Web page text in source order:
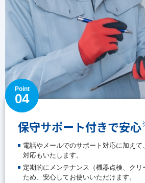
Point
04
保守サポート付きで安心
電話やメールでのサポート対応に加え
対応もいたします。
定期的にメンテナンス（機器点検、クリ
ため、安心してお使いいただけます。